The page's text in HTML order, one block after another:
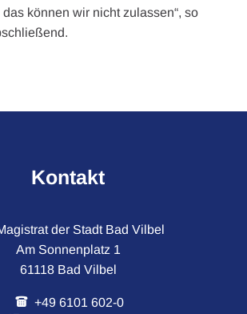
können wir nicht zulassen“, so
Kontakt
der Stadt Bad Vilbel
Am Sonnenplatz 1
61118 Bad Vilbel
+49 6101 602-0